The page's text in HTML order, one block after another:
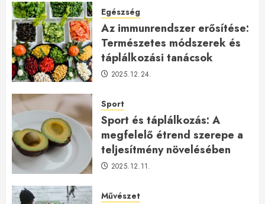
Egészség
Az immunrendszer erősítése:
Természetes módszerek és
táplálkozási tanácsok
2025.12.24.
Sport
Sport és táplálkozás: A
megfelelő étrend szerepe a
teljesítmény növelésében
2025.12.11.
Művészet